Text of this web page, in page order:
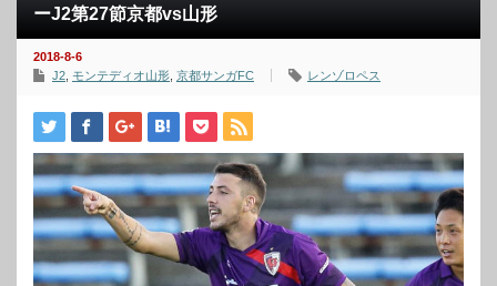
ーJ2第27節京都vs山形
2018-8-6
J2 モンテディオ山形 京都サンガFC レンゾロペス